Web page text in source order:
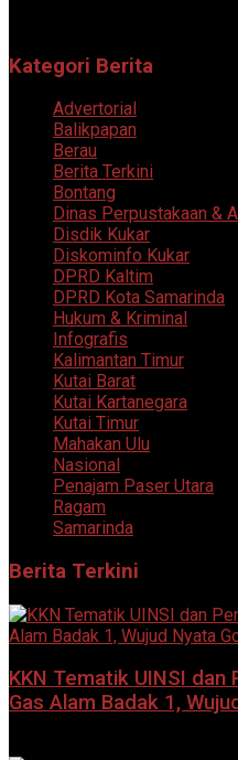
Kategori Berita
Advertorial
Balikpapan
Berau
Berita Terkini
Bontang
Dinas Perpustakaan &
Disdik Kukar
Diskominfo Kukar
DPRD Kaltim
DPRD Kota Samarinda
Hukum & Kriminal
Infografis
Kalimantan Timur
Kutai Barat
Kutai Kartanegara
Kutai Timur
Mahakan Ulu
Nasional
Penajam Paser Utara
Ragam
Samarinda
Berita Terkini
KKN Tematik UINSI
Gas Alam Badak 1,